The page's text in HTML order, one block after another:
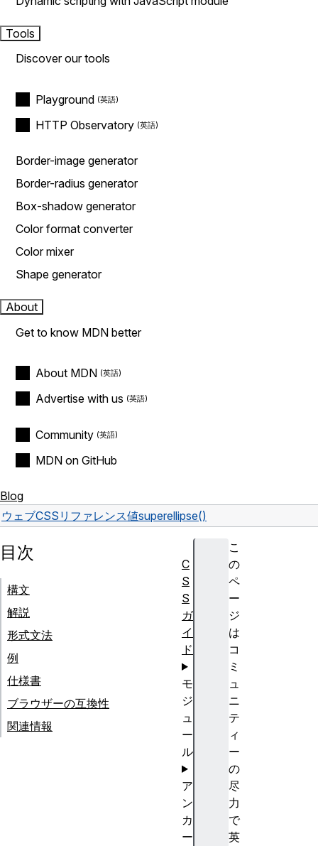
Tools
Discover our tools
Playground
HTTP Observatory
Border-image generator
Border-radius generator
Box-shadow generator
Color format converter
Color mixer
Shape generator
About
Get to know MDN better
About MDN
Advertise with us
Community
MDN on GitHub
Blog
ウェブCSS リファレンス値superellipse()
こ
の
ペ
ー
ジ
は
コ
ミ
ュ
ニ
テ
ィ
ー
の
尽
力
で
英
目次
構文
解説
形式文法
例
仕様書
ブラウザーの互換性
関連情報
C
S
S
ガ
イ
ド
モ
ジ
ュ
ー
ル
ア
ン
カ
ー